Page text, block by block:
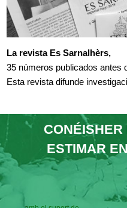
La revista Es Sarnalhèrs,
35 números publicados antes
Esta revista difunde
ESTIMAR